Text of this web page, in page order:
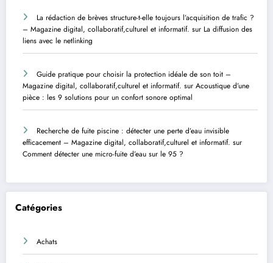
La rédaction de brèves structure-t-elle toujours l’acquisition de trafic ?
– Magazine digital, collaboratif,culturel et informatif. sur La diffusion des
liens avec le netlinking
Guide pratique pour choisir la protection idéale de son toit –
Magazine digital, collaboratif,culturel et informatif. sur Acoustique d’une
pièce : les 9 solutions pour un confort sonore optimal
Recherche de fuite piscine : détecter une perte d’eau invisible
efficacement – Magazine digital, collaboratif,culturel et informatif. sur
Comment détecter une micro-fuite d’eau sur le 95 ?
Catégories
Achats